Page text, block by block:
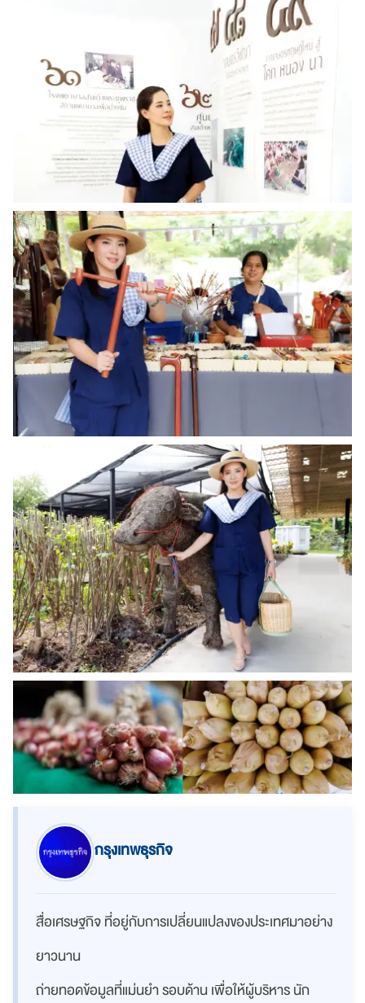
กรุงเทพธุรกิจ
สื่อเศรษฐกิจ ที่อยู่กับการเปลี่ยนแปลงของประเทศมาอย่าง
ยาวนาน
ถ่ายทอดข้อมูลที่แม่นยำ รอบด้าน เพื่อให้ผู้บริหาร นัก